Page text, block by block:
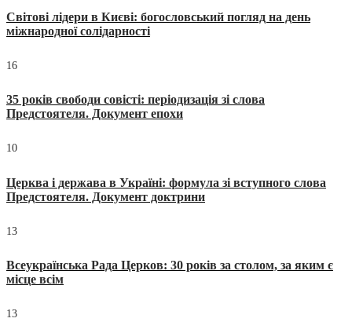
Світові лідери в Києві: богословський погляд на день
міжнародної солідарності
16
35 років свободи совісті: періодизація зі слова
Предстоятеля. Документ епохи
10
Церква і держава в Україні: формула зі вступного слова
Предстоятеля. Документ доктрини
13
Всеукраїнська Рада Церков: 30 років за столом, за яким є
місце всім
13